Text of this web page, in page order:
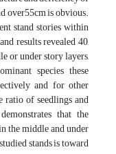
over55cm is obvious.
stand stories within
results revealed 40,
or under story layers,
species these
and for other
ratio of seedlings and
that the
the middle and under
stands is toward